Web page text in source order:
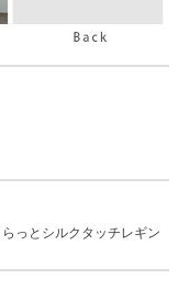
っとシルクタッチレギン